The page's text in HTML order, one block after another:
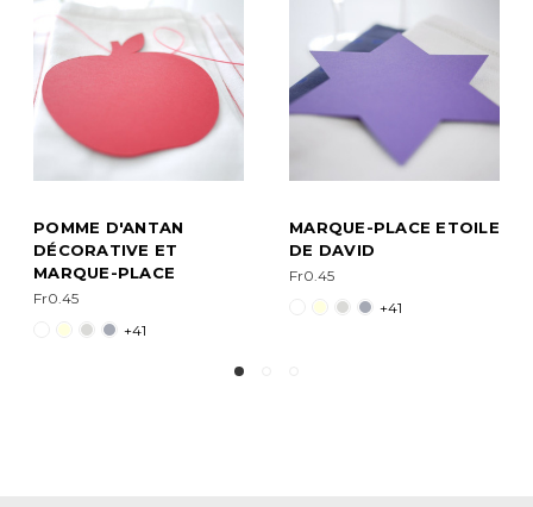
ETOILE
COLOMBE DE
DÉCORATION ET
MARQUE-PLACE
MARQUE-